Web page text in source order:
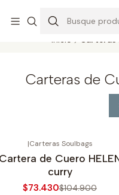
SOLO EL CUERO
Inicio Carteras
Carteras de
|Carteras Soulbags
de Cuero
curry
$73.430$104.900